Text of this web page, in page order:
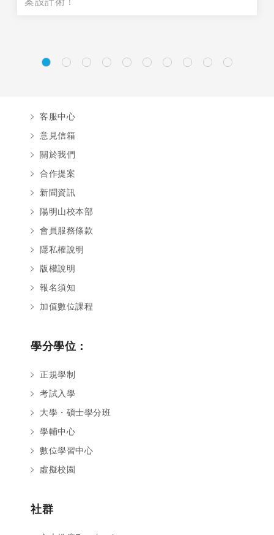
客服中心
意見信箱
關於我們
合作提案
新聞資訊
陽明山校本部
會員服務條款
隱私權說明
版權說明
報名須知
加值數位課程
學分學位：
正規學制
考試入學
大學・碩士學分班
學輔中心
數位學習中心
虛擬校園
社群